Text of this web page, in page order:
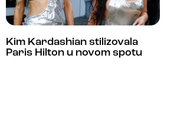
Kim Kardashian stilizovala
Paris Hilton u novom spotu